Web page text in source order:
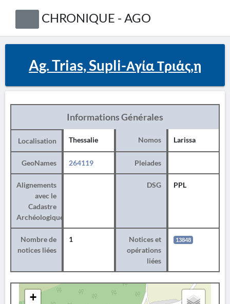
CHRONIQUE - AGO
Ag. Trias, Supli-Αγία Τριάς,η
Informations Générales
Localisation Thessalie Nomos Larissa
GeoNames 264119 Pleiades
Alignements
avec le
Cadastre
Archéologique
DSG PPL
Nombre de
notices liées
1
Notices et
opérations
liées
13848
+